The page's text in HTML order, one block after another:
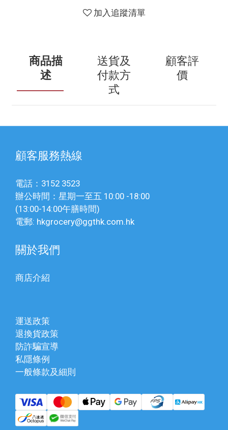
加入追蹤清單
商品描
述
送貨及
付款方
式
顧客評
價
顧客服務熱線
電話：3152 3523
辦公時間：星期一至五 10:00 -18:00
(13:00-14:00午膳時間)
電郵: hkgrocery@ggthk.com.hk
關於我們
商店介紹
運送政策
退換貨政策
防詐騙宣導
私隱條例
一般條款及細則